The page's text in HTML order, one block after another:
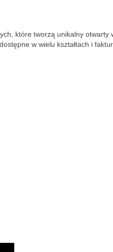
które tworzą unikalny otwarty
w wielu kształtach i